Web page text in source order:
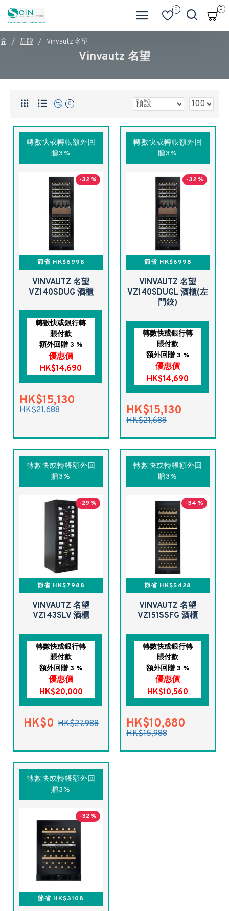
0 0
品牌 Vinvautz 名望
Vinvautz 名望
0
轉數快或轉帳額外回
贈3%
-32 %
節省 HK$6998
VINVAUTZ 名望
VZ140SDUG 酒櫃
轉數快或銀行轉
賬付款
額外回贈 3 %
優惠價
HK$14,690
HK$15,130
HK$21,688
轉數快或轉帳額外回
贈3%
-32 %
節省 HK$6998
VINVAUTZ 名望
VZ140SDUGL 酒櫃(左
門鉸)
轉數快或銀行轉
賬付款
額外回贈 3 %
優惠價
HK$14,690
HK$15,130
HK$21,688
轉數快或轉帳額外回
贈3%
-29 %
節省 HK$7988
VINVAUTZ 名望
VZ143SLV 酒櫃
轉數快或銀行轉
賬付款
額外回贈 3 %
優惠價
HK$20,000
HK$0 HK$27,988
轉數快或轉帳額外回
贈3%
-34 %
節省 HK$5428
VINVAUTZ 名望
VZ151SSFG 酒櫃
轉數快或銀行轉
賬付款
額外回贈 3 %
優惠價
HK$10,560
HK$10,880
HK$15,988
轉數快或轉帳額外回
贈3%
-32 %
節省 HK$3108